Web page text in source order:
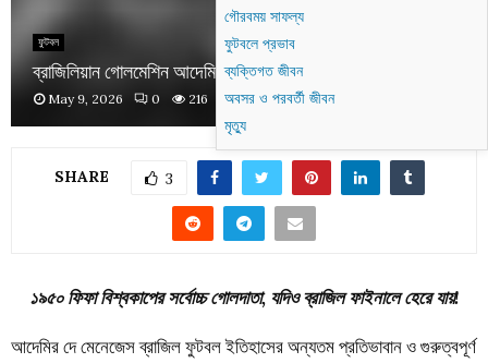
ফুটবল
ব্রাজিলিয়ান গোলমেশিন আদেমির দে মেনেজেস
May 9, 2026 0 216
SHARE 3
১৯৫০ ফিফা বিশ্বকাপের সর্বোচ্চ গোলদাতা, যদিও ব্রাজিল ফাইনালে হেরে যায়!
আদেমির দে মেনেজেস ব্রাজিল ফুটবল ইতিহাসের অন্যতম প্রতিভাবান ও গুরুত্বপূর্ণ
গৌরবময় সাফল্য
ফুটবলে প্রভাব
ব্যক্তিগত জীবন
অবসর ও পরবর্তী জীবন
মৃত্যু